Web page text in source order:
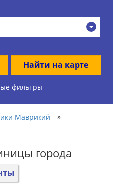
Найти на карте
фильтры
Маврикий
»
города